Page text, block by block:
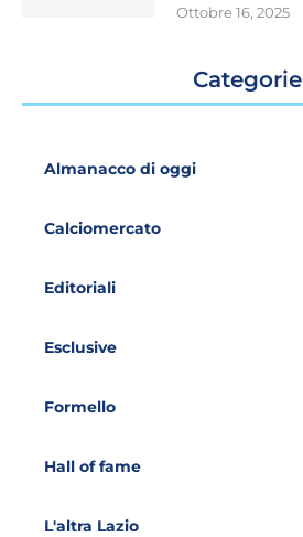
Ottobre 16, 2025
Categorie
Almanacco di oggi
Calciomercato
Editoriali
Esclusive
Formello
Hall of fame
L'altra Lazio